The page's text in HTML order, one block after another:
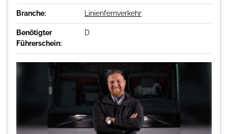
Branche: Linienfernverkehr
Benötigter
Führerschein:
D